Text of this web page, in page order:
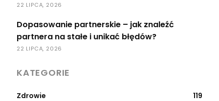
22 LIPCA, 2026
Dopasowanie partnerskie – jak znaleźć
partnera na stałe i unikać błędów?
22 LIPCA, 2026
KATEGORIE
Zdrowie
119